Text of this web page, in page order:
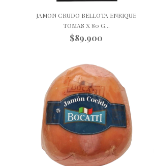
JAMON CRUDO BELLOTA ENRIQUE
TOMAS X 80 G...
$89.900